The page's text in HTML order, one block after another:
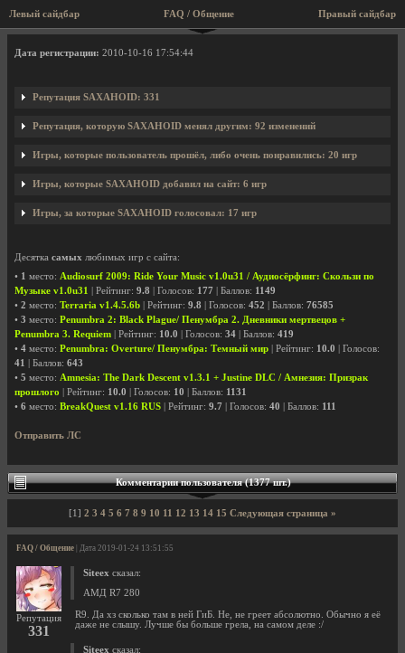
Левый сайдбар Правый сайдбар
FAQ / Общение
Профиль пользователя SAXAHOID
Дата регистрации: 2010-10-16 17:54:44
Репутация SAXAHOID: 331
Репутация, которую SAXAHOID менял другим: 92 изменений
Игры, которые пользователь прошёл, либо очень понравились: 20 игр
Игры, которые SAXAHOID добавил на сайт: 6 игр
Игры, за которые SAXAHOID голосовал: 17 игр
Десятка самых любимых игр с сайта:
• 1 место: Audiosurf 2009: Ride Your Music v1.0u31 / Аудиосёрфинг: Скользи по
Музыке v1.0u31
| Рейтинг: 9.8 | Голосов: 177 | Баллов: 1149
• 2 место: Terraria v1.4.5.6b | Рейтинг: 9.8 | Голосов: 452 | Баллов: 76585
• 3 место: Penumbra 2: Black Plague/ Пенумбра 2. Дневники мертвецов +
Penumbra 3. Requiem | Рейтинг: 10.0 | Голосов: 34 | Баллов: 419
• 4 место: Penumbra: Overture/ Пенумбра: Темный мир | Рейтинг: 10.0 | Голосов:
41
| Баллов: 643
• 5 место: Amnesia: The Dark Descent v1.3.1 + Justine DLC / Амнезия: Призрак
прошлого | Рейтинг: 10.0 | Голосов: 10 | Баллов: 1131
• 6 место: BreakQuest v1.16 RUS | Рейтинг: 9.7 | Голосов: 40 | Баллов: 111
Отправить ЛС
Комментарии пользователя (1377 шт.)
[1] 2 3 4 5 6 7 8 9 10 11 12 13 14 15 Следующая страница »
FAQ / Общение | Дата 2019-01-24 13:51:55
Репутация
331
Siteex сказал:
АМД R7 280
R9. Да хз сколько там в ней ГиБ. Не, не греет абсолютно. Обычно я её
даже не слышу. Лучше бы больше грела, на самом деле :/
Siteex сказал: